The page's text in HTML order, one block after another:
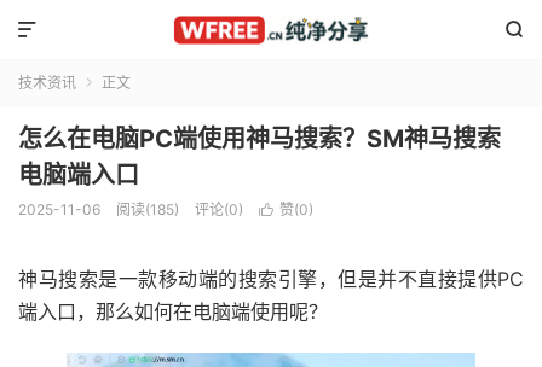


技术资讯  正文
怎么在电脑PC端使用神马搜索？SM神马搜索
电脑端入口
2025-11-06 阅读(185) 评论(0)  赞(0)
神马搜索是一款移动端的搜索引擎，但是并不直接提供PC
端入口，那么如何在电脑端使用呢？